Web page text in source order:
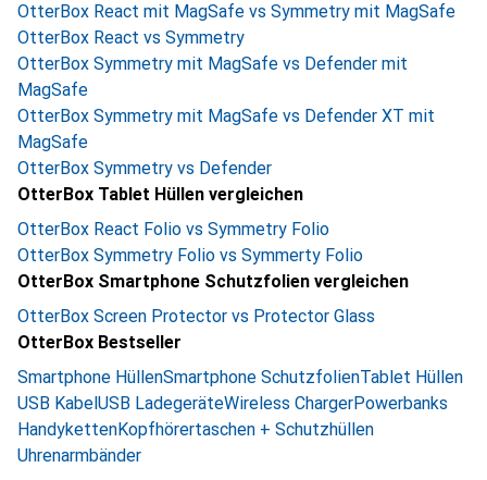
OtterBox React mit MagSafe vs Symmetry mit MagSafe
OtterBox React vs Symmetry
OtterBox Symmetry mit MagSafe vs Defender mit
MagSafe
OtterBox Symmetry mit MagSafe vs Defender XT mit
MagSafe
OtterBox Symmetry vs Defender
OtterBox Tablet Hüllen vergleichen
OtterBox React Folio vs Symmetry Folio
OtterBox Symmetry Folio vs Symmerty Folio
OtterBox Smartphone Schutzfolien vergleichen
OtterBox Screen Protector vs Protector Glass
OtterBox Bestseller
Smartphone HüllenSmartphone SchutzfolienTablet Hüllen
USB KabelUSB LadegeräteWireless ChargerPowerbanks
HandykettenKopfhörertaschen + Schutzhüllen
Uhrenarmbänder